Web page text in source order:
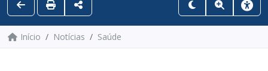
Início Notícias Saúde